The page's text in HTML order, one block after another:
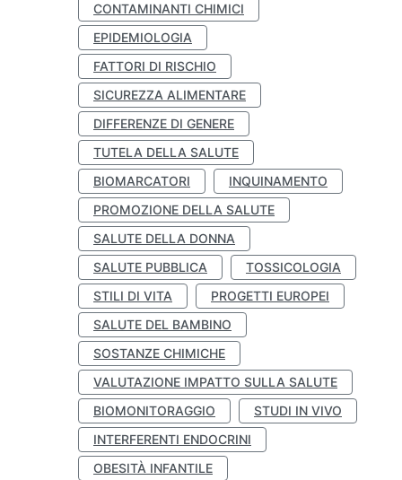
CONTAMINANTI CHIMICI
EPIDEMIOLOGIA
FATTORI DI RISCHIO
SICUREZZA ALIMENTARE
DIFFERENZE DI GENERE
TUTELA DELLA SALUTE
BIOMARCATORI
INQUINAMENTO
PROMOZIONE DELLA SALUTE
SALUTE DELLA DONNA
SALUTE PUBBLICA
TOSSICOLOGIA
STILI DI VITA
PROGETTI EUROPEI
SALUTE DEL BAMBINO
SOSTANZE CHIMICHE
VALUTAZIONE IMPATTO SULLA SALUTE
BIOMONITORAGGIO
STUDI IN VIVO
INTERFERENTI ENDOCRINI
OBESITÀ INFANTILE